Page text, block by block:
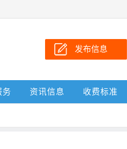
发布信息
务 资讯信息 收费标准